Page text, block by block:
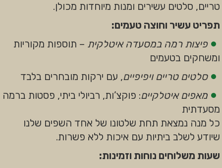
טריים, סלטים עשירים ומנות מיוחדות מכולן.
תפריט עשיר וחוצה טעמים:
פיצות רמה במסעדה איטלקית – תוספות מקוריות
ומשחקים בטעמים
סלטים טריים ויפיפיים, עם ירקות מובחרים בלבד
מאפים איטלקיים: פוקצ’ות, רביולי ביתי, פסטות ברמה
מסעדתית
כל מנה נמצאת תחת שלטונו של אחד השפים שלנו
שיודע לשלב ביתיות עם איכות ללא פשרות.
שעות משלוחים נוחות וזמינות: